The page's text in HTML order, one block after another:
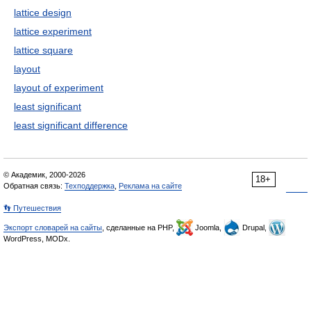
lattice design
lattice experiment
lattice square
layout
layout of experiment
least significant
least significant difference
18+
© Академик, 2000-2026
Обратная связь: Техподдержка Реклама на сайте
👣 Путешествия
Экспорт словарей на сайты , сделанные на PHP, Joomla,
Drupal,
WordPress, MODx.